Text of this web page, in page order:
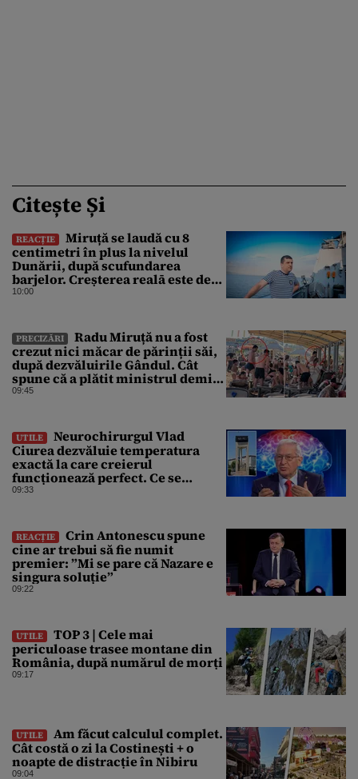
Citește Și
REACȚIE
Miruță se laudă cu 8
centimetri în plus la nivelul
Dunării, după scufundarea
barjelor. Creșterea realā este de
doar 4 centimetri
10:00
PRECIZĂRI
Radu Miruță nu a fost
crezut nici măcar de părinții săi,
după dezvăluirile Gândul. Cât
spune că a plătit ministrul demis
pentru vacanța la 5 stele în Turcia
09:45
UTILE
Neurochirurgul Vlad
Ciurea dezvăluie temperatura
exactă la care creierul
funcționează perfect. Ce se
întâmplă când afară sunt peste 35
09:33
REACȚIE
Crin Antonescu spune
cine ar trebui să fie numit
premier: ”Mi se pare că Nazare e
singura soluție”
09:22
UTILE
TOP 3 | Cele mai
periculoase trasee montane din
România, după numărul de morți
09:17
UTILE
Am făcut calculul complet.
Cât costă o zi la Costinești + o
noapte de distracție în Nibiru
09:04